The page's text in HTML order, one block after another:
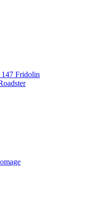
147 Fridolin